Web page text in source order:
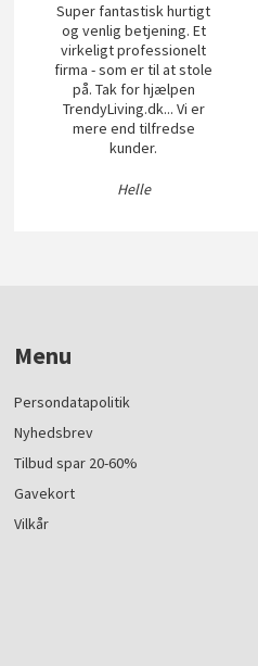
Super fantastisk hurtigt
og venlig betjening. Et
virkeligt professionelt
firma - som er til at stole
på. Tak for hjælpen
TrendyLiving.dk... Vi er
mere end tilfredse
kunder.
Helle
Menu
Persondatapolitik
Nyhedsbrev
Tilbud spar 20-60%
Gavekort
Vilkår